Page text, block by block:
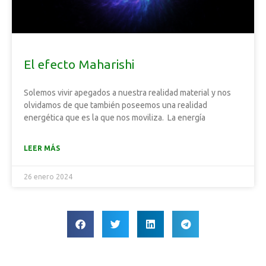
El efecto Maharishi
Solemos vivir apegados a nuestra realidad material y nos
olvidamos de que también poseemos una realidad
energética que es la que nos moviliza. La energía
LEER MÁS
26 enero 2024